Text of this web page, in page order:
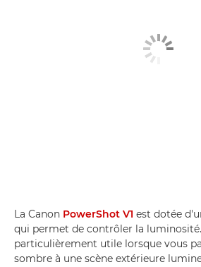
La Canon PowerShot V1 est dotée
qui permet de contrôler la
particulièrement utile lorsque vous
sombre à une scène extérieure